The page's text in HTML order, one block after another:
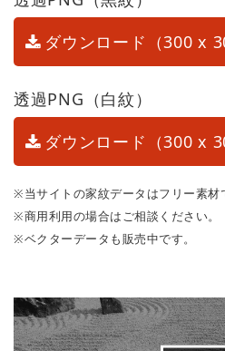
ダウンロード（300 x
透過PNG（白紋）
ダウンロード（300 x
※当サイトの家紋データはフリー素材
※商用利用の場合はご相談ください。
※ベクターデータも販売中です。